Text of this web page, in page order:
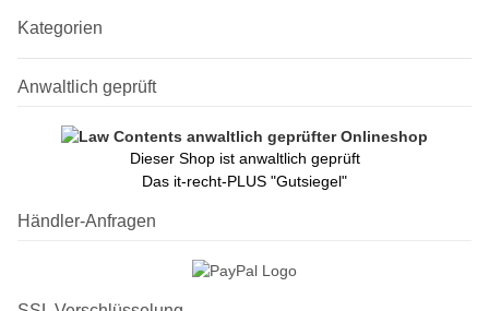
Kategorien
Anwaltlich geprüft
Dieser Shop ist anwaltlich geprüft
Das it-recht-PLUS "Gutsiegel"
Händler-Anfragen